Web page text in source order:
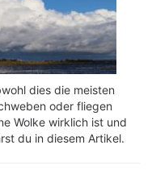
dies die meisten
oder fliegen
Wolke wirklich ist und
du in diesem Artikel.